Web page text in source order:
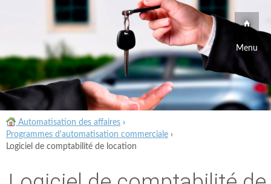
Menu
Automatisation des affaires ›
Programmes d'automatisation commerciale ›
Logiciel de comptabilité de location